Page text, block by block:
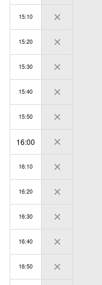
15:10
15:20
15:30
15:40
15:50
16:00
16:10
16:20
16:30
16:40
16:50